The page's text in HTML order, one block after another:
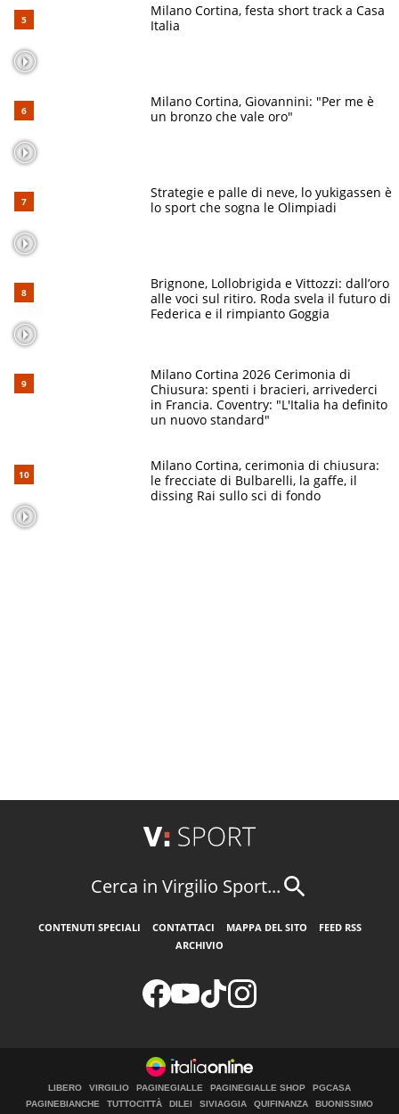
Milano Cortina, festa short track a Casa
Italia
Milano Cortina, Giovannini: "Per me è
un bronzo che vale oro"
Strategie e palle di neve, lo yukigassen è
lo sport che sogna le Olimpiadi
Brignone, Lollobrigida e Vittozzi: dall’oro
alle voci sul ritiro. Roda svela il futuro di
Federica e il rimpianto Goggia
Milano Cortina 2026 Cerimonia di
Chiusura: spenti i bracieri, arrivederci
in Francia. Coventry: "L'Italia ha definito
un nuovo standard"
Milano Cortina, cerimonia di chiusura:
le frecciate di Bulbarelli, la gaffe, il
dissing Rai sullo sci di fondo
Cerca in Virgilio Sport...
CONTENUTI SPECIALI CONTATTACI MAPPA DEL SITO
FEED RSS
ARCHIVIO
LIBERO VIRGILIO PAGINEGIALLE PAGINEGIALLE SHOP
PGCASA
PAGINEBIANCHE
TUTTOCITTÀ DILEI SIVIAGGIA QUIFINANZA BUONISSIMO